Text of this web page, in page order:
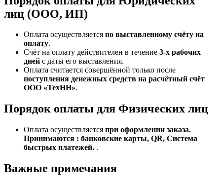
лиц (ООО, ИП)
Оплата осуществляется по выставленному счёту на
оплату.
Счёт на оплату действителен в течение 3‑х рабочих
дней с даты его выставления.
Оплата считается совершённой только после
поступления денежных средств на расчётный счёт
ООО «ТехНН».
Порядок оплаты для Физических лиц
Оплата осуществляется при оформлении заказа.
Принимаются : банковские карты, QR, Система
быстрых платежей. .
Важные примечания